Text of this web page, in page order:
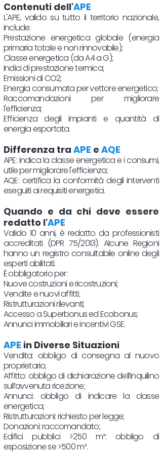
Contenuti dell'APE
L'APE, valido su tutto il territorio nazionale,
include:
Prestazione energetica globale (energia
primaria totale e non rinnovabile);
Classe energetica (da A4 a G);
Indici di prestazione termica;
Emissioni di CO2;
Energia consumata per vettore energetico;
Raccomandazioni per migliorare
l'efficienza;
Efficienza degli impianti e quantità di
energia esportata.
Differenza tra APE e AQE
APE: indica la classe energetica e i consumi,
utile per migliorare l'efficienza;
AQE: certifica la conformità degli interventi
eseguiti ai requisiti energetici.
Quando e da chi deve essere
redatto l'APE
Valido 10 anni, è redatto da professionisti
accreditati (DPR 75/2013). Alcune Regioni
hanno un registro consultabile online degli
esperti abilitati.
È obbligatorio per:
Nuove costruzioni e ricostruzioni;
Vendite e nuovi affitti;
Ristrutturazioni rilevanti;
Accesso a Superbonus ed Ecobonus;
Annunci immobiliari e incentivi GSE.
APE in Diverse Situazioni
Vendita: obbligo di consegna al nuovo
proprietario;
Affitto: obbligo di dichiarazione dell’inquilino
sull’avvenuta ricezione;
Annunci: obbligo di indicare la classe
energetica;
Ristrutturazioni: richiesto per legge;
Donazioni: raccomandato;
Edifici pubblici >250 m²: obbligo di
esposizione se >500 m².